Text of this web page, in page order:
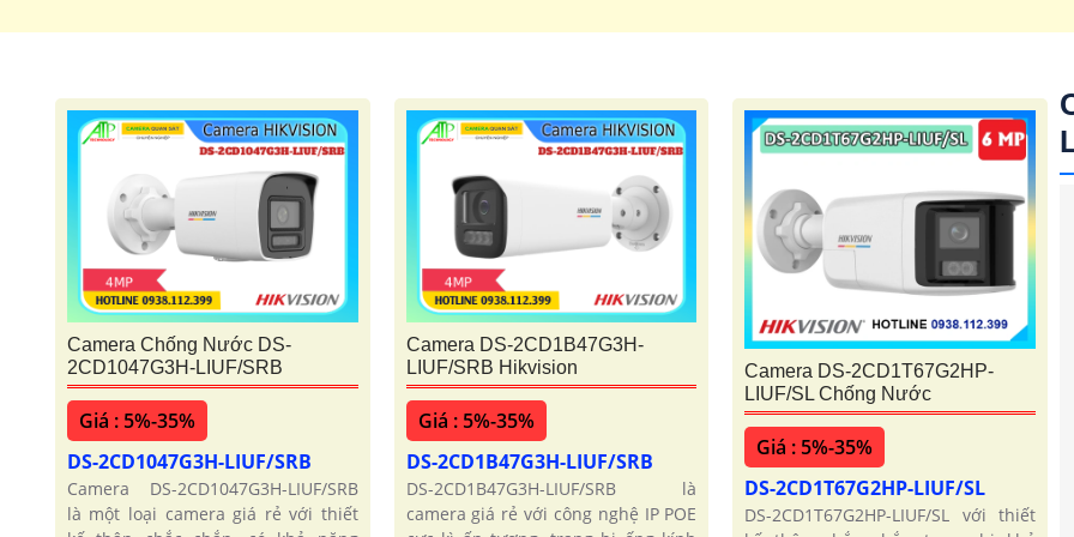
'
Camera Chống Nước DS-
2CD1047G3H-LIUF/SRB
Giá : 5%-35%
DS-2CD1047G3H-LIUF/SRB
Camera DS-2CD1047G3H-LIUF/SRB
là một loại camera giá rẻ với thiết
Camera DS-2CD1B47G3H-
LIUF/SRB Hikvision
Giá : 5%-35%
DS-2CD1B47G3H-LIUF/SRB
DS-2CD1B47G3H-LIUF/SRB là
camera giá rẻ với công nghệ IP POE
Camera DS-2CD1T67G2HP-
LIUF/SL Chống Nước
Giá : 5%-35%
DS-2CD1T67G2HP-LIUF/SL
DS-2CD1T67G2HP-LIUF/SL với thiết